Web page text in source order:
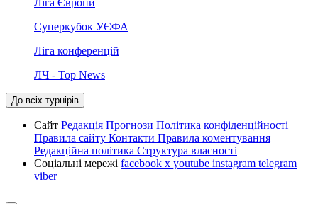
Ліга Європи
Суперкубок УЄФА
Ліга конференцій
ЛЧ - Top News
До всіх турнірів
Сайт Редакція Прогнози Політика конфіденційності
Правила сайту Контакти Правила коментування
Редакційна політика Структура власності
Соціальні мережі facebook x youtube instagram telegram
viber